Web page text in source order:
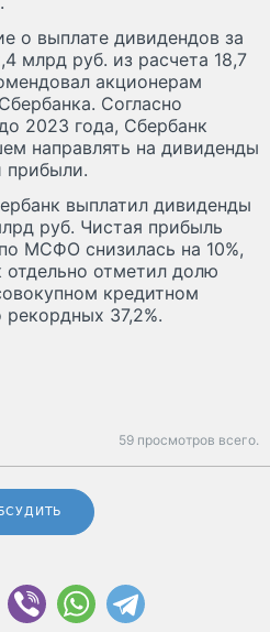
о выплате дивидендов за
млрд руб. из расчета 18,7
акционерам
Согласно
2023 года, Сбербанк
направлять на дивиденды
прибыли.
выплатил дивиденды
руб. Чистая прибыль
МСФО снизилась на 10%,
отметил долю
кредитном
37,2%.
59 просмотров всего.